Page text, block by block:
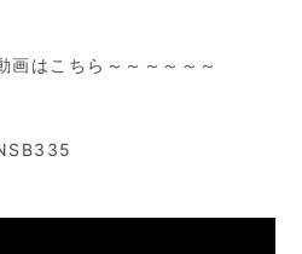
画はこちら～～～～～～